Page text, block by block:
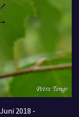
2018 -